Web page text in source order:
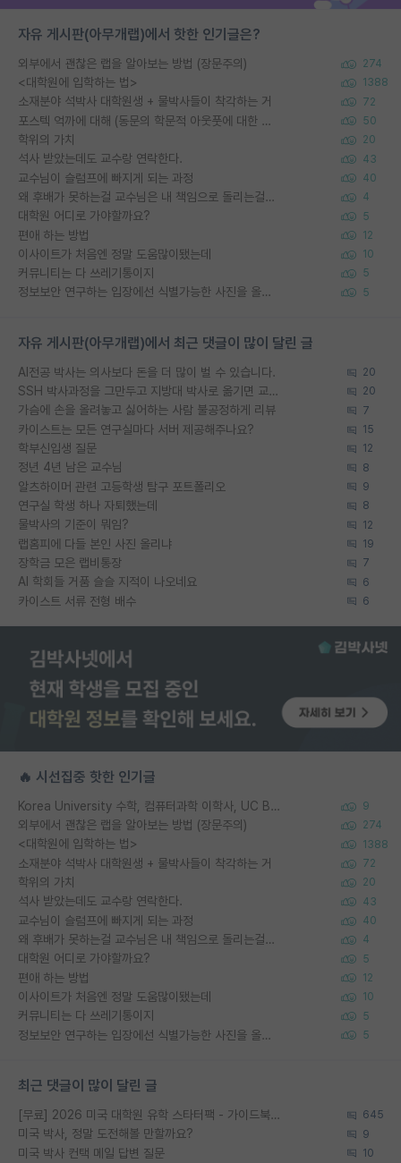
자유 게시판(아무개랩)에서 핫한 인기글은?
외부에서 괜찮은 랩을 알아보는 방법 (장문주의) 274
<대학원에 입학하는 법> 1388
소재분야 석박사 대학원생 + 물박사들이 착각하는 거 72
포스텍 억까에 대해 (동문의 학문적 아웃풋에 대한 반박) 50
학위의 가치 20
석사 받았는데도 교수랑 연락한다. 43
교수님이 슬럼프에 빠지게 되는 과정 40
왜 후배가 못하는걸 교수님은 내 책임으로 돌리는걸까요? 4
대학원 어디로 가야할까요? 5
편애 하는 방법 12
이사이트가 처음엔 정말 도움많이됐는데 10
커뮤니티는 다 쓰레기통이지 5
정보보안 연구하는 입장에선 식별가능한 사진을 올리는건 비추이긴함 5
자유 게시판(아무개랩)에서 최근 댓글이 많이 달린 글
AI전공 박사는 의사보다 돈을 더 많이 벌 수 있습니다. 20
SSH 박사과정을 그만두고 지방대 박사로 옮기면 교수의 꿈은 끝일까요? 20
가슴에 손을 올려놓고 싫어하는 사람 불공정하게 리뷰 7
카이스트는 모든 연구실마다 서버 제공해주나요? 15
학부신입생 질문 12
정년 4년 남은 교수님 8
알츠하이머 관련 고등학생 탐구 포트폴리오 9
연구실 학생 하나 자퇴했는데 8
물박사의 기준이 뭐임? 12
랩홈피에 다들 본인 사진 올리냐 19
장학금 모은 랩비통장 7
AI 학회들 거품 슬슬 지적이 나오네요 6
카이스트 서류 전형 배수 6
🔥 시선집중 핫한 인기글
Korea University 수학, 컴퓨터과학 이학사, UC Berkeley 산업공학 대학원 공학박사가 되는 것은 쉽지 않겠죠? 9
외부에서 괜찮은 랩을 알아보는 방법 (장문주의) 274
<대학원에 입학하는 법> 1388
소재분야 석박사 대학원생 + 물박사들이 착각하는 거 72
학위의 가치 20
석사 받았는데도 교수랑 연락한다. 43
교수님이 슬럼프에 빠지게 되는 과정 40
왜 후배가 못하는걸 교수님은 내 책임으로 돌리는걸까요? 4
대학원 어디로 가야할까요? 5
편애 하는 방법 12
이사이트가 처음엔 정말 도움많이됐는데 10
커뮤니티는 다 쓰레기통이지 5
정보보안 연구하는 입장에선 식별가능한 사진을 올리는건 비추이긴함 5
최근 댓글이 많이 달린 글
[무료] 2026 미국 대학원 유학 스타터팩 - 가이드북 & 합격자 컨택메일 템플릿 645
미국 박사, 정말 도전해볼 만할까요? 9
미국 박사 컨택 메일 답변 질문 10